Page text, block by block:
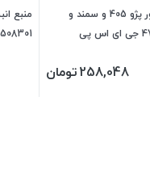
درب رادیاتور پژو 405 و سمند و
258,048تومان
منبع
508301 جی ای اس پی